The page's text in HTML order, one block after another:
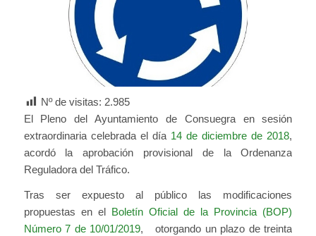
Nº de visitas: 2.985
El Pleno del Ayuntamiento de Consuegra en sesión
extraordinaria celebrada el día 14 de diciembre de 2018,
acordó la aprobación provisional de la Ordenanza
Reguladora del Tráfico.
Tras ser expuesto al público las modificaciones
propuestas en el
Boletín Oficial de la Provincia (BOP)
Número 7 de 10/01/2019, otorgando un plazo de treinta